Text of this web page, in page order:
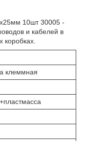
10шт 30005 -
и кабелей в
коробках.
клеммная